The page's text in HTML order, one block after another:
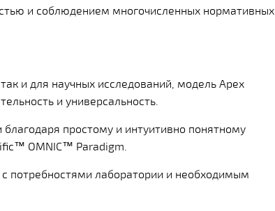
и соблюдением многочисленных нормативных
и для научных исследований, модель Apex
и универсальность.
простому и интуитивно понятному
OMNIC™ Paradigm.
потребностями лаборатории и необходимым